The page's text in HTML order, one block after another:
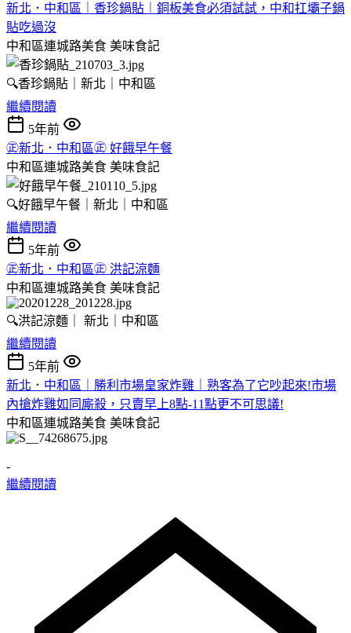
新北．中和區｜香珍鍋貼｜銅板美食必須試試，中和扛壩子鍋
貼吃過沒
中和區連城路美食 美味食記
🔍香珍鍋貼｜新北｜中和區
繼續閱讀
5年前
㊣新北．中和區㊣ 好餓早午餐
中和區連城路美食 美味食記
🔍好餓早午餐｜新北｜中和區
繼續閱讀
5年前
㊣新北．中和區㊣ 洪記涼麵
中和區連城路美食 美味食記
🔍洪記涼麵｜ 新北｜中和區
繼續閱讀
5年前
新北．中和區｜勝利市場皇家炸雞｜熟客為了它吵起來!市場
內搶炸雞如同廝殺，只賣早上8點-11點更不可思議!
中和區連城路美食 美味食記
-
繼續閱讀